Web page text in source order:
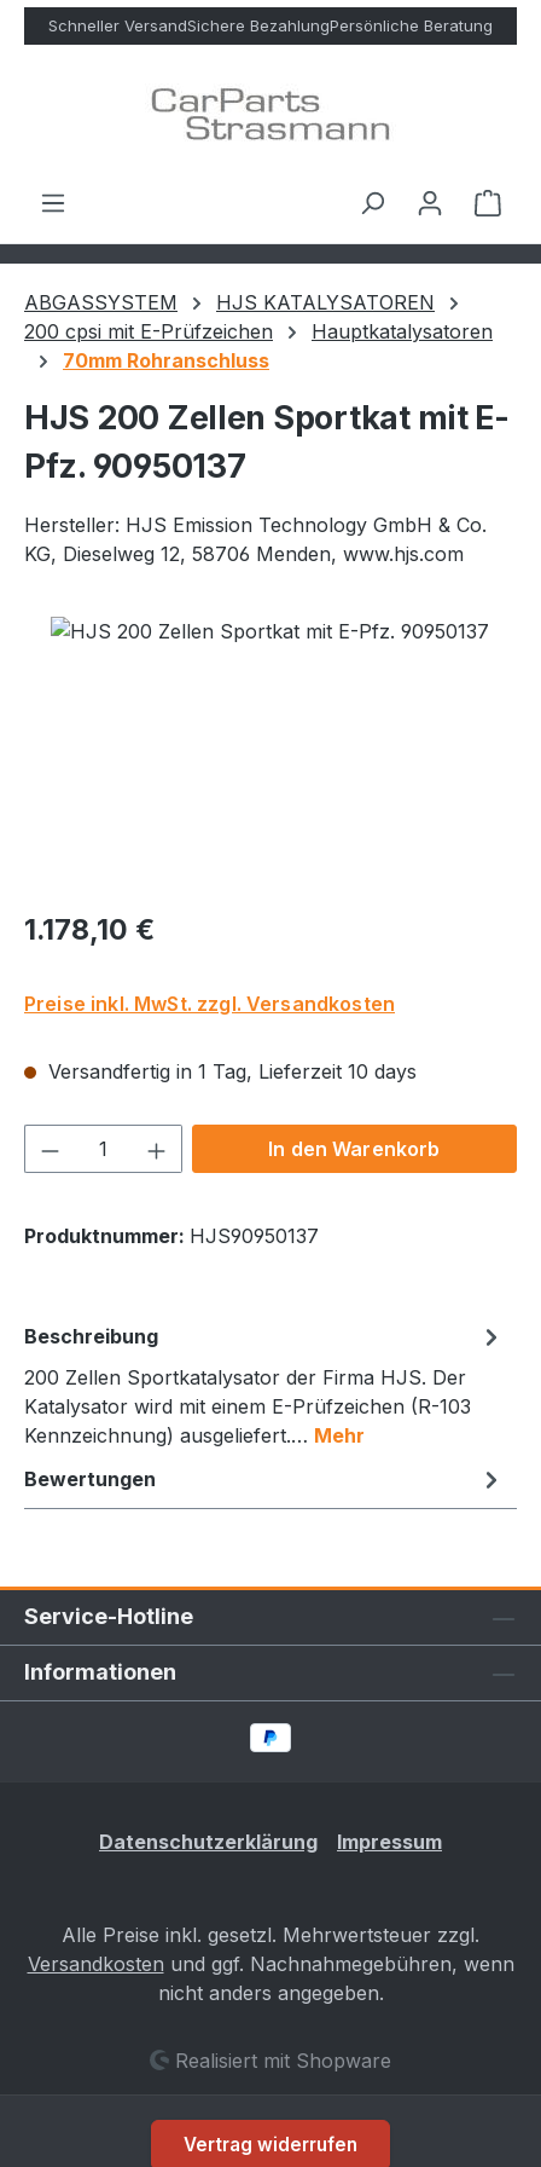
Zum Hauptinhalt springen
Schneller VersandSichere BezahlungPersönliche Beratung
ABGASSYSTEM
HJS KATALYSATOREN
200 cpsi mit E-Prüfzeichen
Hauptkatalysatoren
70mm Rohranschluss
HJS 200 Zellen Sportkat mit E-
Pfz. 90950137
Hersteller: HJS Emission Technology GmbH & Co.
KG, Dieselweg 12, 58706 Menden, www.hjs.com
Bildergalerie überspringen
Regulärer Preis:
1.178,10 €
Preise inkl. MwSt. zzgl. Versandkosten
Versandfertig in 1 Tag, Lieferzeit 10 days
Produkt Anzahl: Gib denIn den Warenkorb
Produktnummer: HJS90950137
Beschreibung
200 Zellen Sportkatalysator der Firma HJS. Der
Katalysator wird mit einem E-Prüfzeichen (R-103
Kennzeichnung) ausgeliefert.… Mehr
Bewertungen
Service-Hotline
Informationen
Datenschutzerklärung Impressum
Alle Preise inkl. gesetzl. Mehrwertsteuer zzgl.
Versandkosten und ggf. Nachnahmegebühren, wenn
nicht anders angegeben.
Realisiert mit Shopware
Vertrag widerrufen